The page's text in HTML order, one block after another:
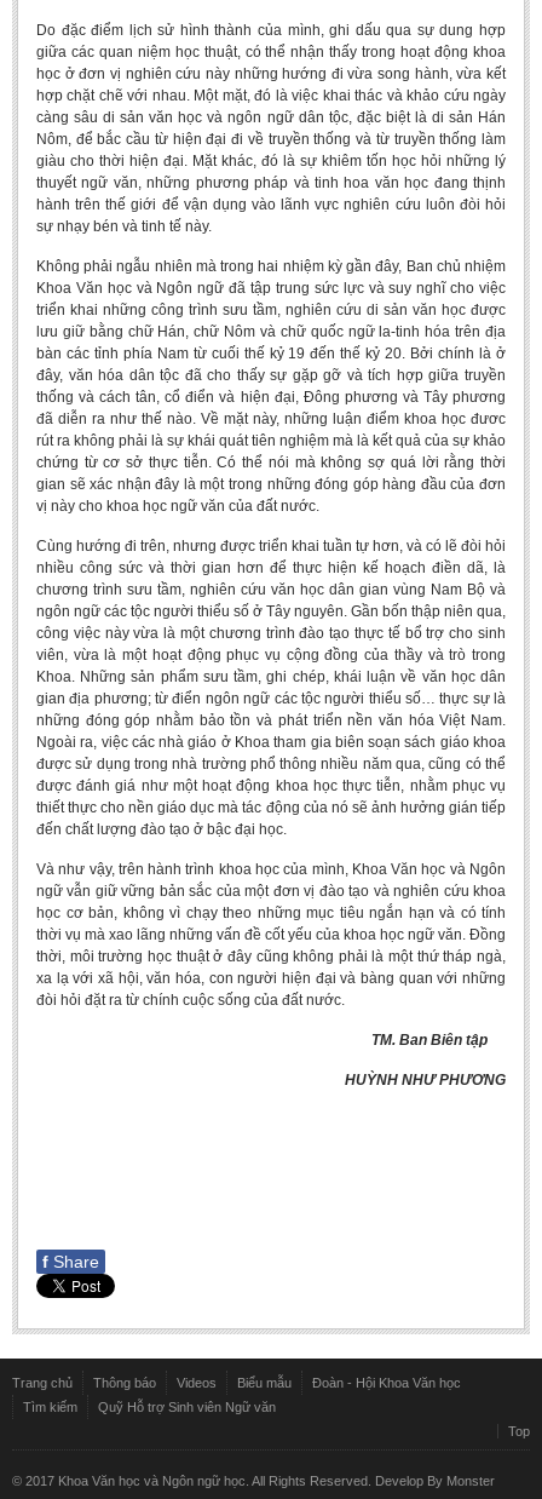
Do đặc điểm lịch sử hình thành của mình, ghi dấu qua sự dung hợp
giữa các quan niệm học thuật, có thể nhận thấy trong hoạt động khoa
học ở đơn vị nghiên cứu này những hướng đi vừa song hành, vừa kết
hợp chặt chẽ với nhau. Một mặt, đó là việc khai thác và khảo cứu ngày
càng sâu di sản văn học và ngôn ngữ dân tộc, đặc biệt là di sản Hán
Nôm, để bắc cầu từ hiện đại đi về truyền thống và từ truyền thống làm
giàu cho thời hiện đại. Mặt khác, đó là sự khiêm tốn học hỏi những lý
thuyết ngữ văn, những phương pháp và tinh hoa văn học đang thịnh
hành trên thế giới để vận dụng vào lãnh vực nghiên cứu luôn đòi hỏi
sự nhạy bén và tinh tế này.
Không phải ngẫu nhiên mà trong hai nhiệm kỳ gần đây, Ban chủ nhiệm
Khoa Văn học và Ngôn ngữ đã tập trung sức lực và suy nghĩ cho việc
triển khai những công trình sưu tầm, nghiên cứu di sản văn học được
lưu giữ bằng chữ Hán, chữ Nôm và chữ quốc ngữ la-tinh hóa trên địa
bàn các tỉnh phía Nam từ cuối thế kỷ 19 đến thế kỷ 20. Bởi chính là ở
đây, văn hóa dân tộc đã cho thấy sự gặp gỡ và tích hợp giữa truyền
thống và cách tân, cổ điển và hiện đại, Đông phương và Tây phương
đã diễn ra như thế nào. Về mặt này, những luận điểm khoa học đươc
rút ra không phải là sự khái quát tiên nghiệm mà là kết quả của sự khảo
chứng từ cơ sở thực tiễn. Có thể nói mà không sợ quá lời rằng thời
gian sẽ xác nhận đây là một trong những đóng góp hàng đầu của đơn
vị này cho khoa học ngữ văn của đất nước.
Cùng hướng đi trên, nhưng được triển khai tuần tự hơn, và có lẽ đòi hỏi
nhiều công sức và thời gian hơn để thực hiện kế hoạch điền dã, là
chương trình sưu tầm, nghiên cứu văn học dân gian vùng Nam Bộ và
ngôn ngữ các tộc người thiểu số ở Tây nguyên. Gần bốn thập niên qua,
công việc này vừa là một chương trình đào tạo thực tế bổ trợ cho sinh
viên, vừa là một hoạt động phục vụ cộng đồng của thầy và trò trong
Khoa. Những sản phẩm sưu tầm, ghi chép, khái luận về văn học dân
gian địa phương; từ điển ngôn ngữ các tộc người thiểu số… thực sự là
những đóng góp nhằm bảo tồn và phát triển nền văn hóa Việt Nam.
Ngoài ra, việc các nhà giáo ở Khoa tham gia biên soạn sách giáo khoa
được sử dụng trong nhà trường phổ thông nhiều năm qua, cũng có thể
được đánh giá như một hoạt động khoa học thực tiễn, nhằm phục vụ
thiết thực cho nền giáo dục mà tác động của nó sẽ ảnh hưởng gián tiếp
đến chất lượng đào tạo ở bậc đại học.
Và như vậy, trên hành trình khoa học của mình, Khoa Văn học và Ngôn
ngữ vẫn giữ vững bản sắc của một đơn vị đào tạo và nghiên cứu khoa
học cơ bản, không vì chạy theo những mục tiêu ngắn hạn và có tính
thời vụ mà xao lãng những vấn đề cốt yếu của khoa học ngữ văn. Đồng
thời, môi trường học thuật ở đây cũng không phải là một thứ tháp ngà,
xa lạ với xã hội, văn hóa, con người hiện đại và bàng quan với những
đòi hỏi đặt ra từ chính cuộc sống của đất nước.
TM. Ban Biên tập
HUỲNH NHƯ PHƯƠNG
f Share
Trang chủ Thông báo Videos Biểu mẫu
Đoàn - Hội Khoa Văn học
Tìm kiếm
Quỹ Hỗ trợ Sinh viên Ngữ văn
Top
© 2017 Khoa Văn học và Ngôn ngữ học. All Rights Reserved. Develop By Monster